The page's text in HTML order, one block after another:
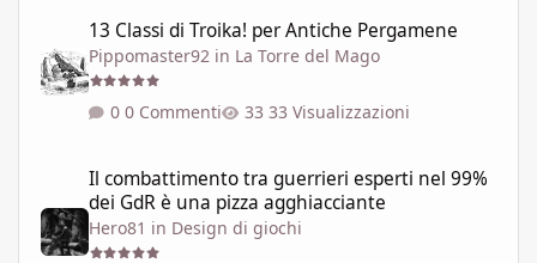
13 Classi di Troika! per Antiche Pergamene
Pippomaster92 in La Torre del Mago
0 Commenti 33 Visualizzazioni
Il combattimento tra guerrieri esperti nel 99%
dei GdR è una pizza agghiacciante
Hero81 in Design di giochi